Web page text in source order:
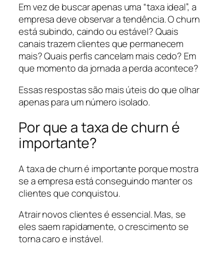
Em vez de buscar apenas uma “taxa ideal”, a
empresa deve observar a tendência. O churn
está subindo, caindo ou estável? Quais
canais trazem clientes que permanecem
mais? Quais perfis cancelam mais cedo? Em
que momento da jornada a perda acontece?
Essas respostas são mais úteis do que olhar
apenas para um número isolado.
Por que a taxa de churn é
importante?
A taxa de churn é importante porque mostra
se a empresa está conseguindo manter os
clientes que conquistou.
Atrair novos clientes é essencial. Mas, se
eles saem rapidamente, o crescimento se
torna caro e instável.